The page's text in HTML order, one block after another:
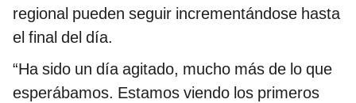
regional pueden seguir incrementándose hasta
el final del día.
“Ha sido un día agitado, mucho más de lo que
esperábamos. Estamos viendo los primeros